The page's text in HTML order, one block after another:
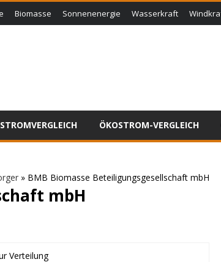
Biomasse Sonnenenergie Wasserkraft
STROMVERGLEICH ÖKOSTROM-VERGLEICH
» BMB Biomasse Beteiligungsgesellschaft mbH
mbH
Verteilung